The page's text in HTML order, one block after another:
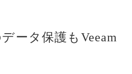
ータ保護もVeeam